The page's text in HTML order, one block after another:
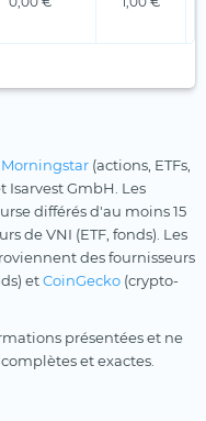
Morningstar (actions, ETFs,
Isarvest GmbH. Les
différés d'au moins 15
de VNI (ETF, fonds). Les
des fournisseurs
etCoinGecko (crypto-
présentées et ne
et exactes.